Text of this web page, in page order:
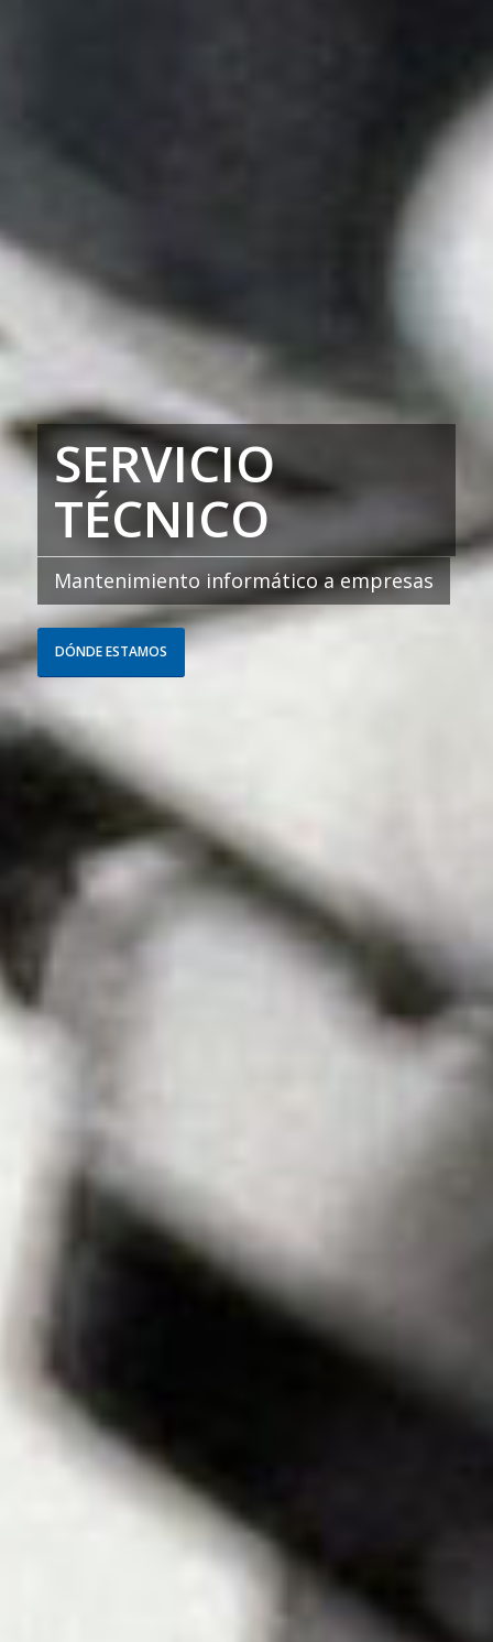
SERVICIO
TÉCNICO
Mantenimiento informático a empresas
DÓNDE ESTAMOS